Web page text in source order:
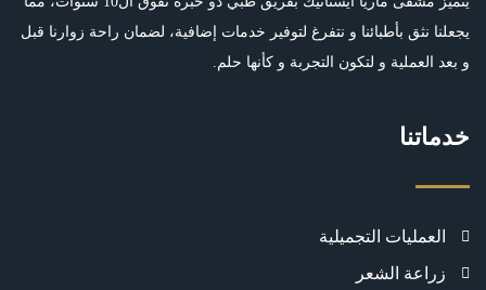
يجعلنا نثق بأطبائنا و نتفرغ لتوفير خدمات إضافية، لضمان راحة زوارنا قبل
و بعد العملية و لتكون التجربة و كأنها حلم.
خدماتنا
العمليات التجميلية
زراعة الشعر